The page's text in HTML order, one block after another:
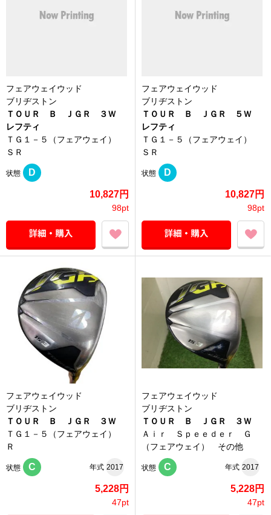
フェアウェイウッド
ブリヂストン
ＴＯＵＲ Ｂ ＪＧＲ ３Ｗ
レフティ
ＴＧ１－５（フェアウェイ）
ＳＲ
状態 D
10,827円
98pt
フェアウェイウッド
ブリヂストン
ＴＯＵＲ Ｂ ＪＧＲ ５Ｗ
レフティ
ＴＧ１－５（フェアウェイ）
ＳＲ
状態 D
10,827円
98pt
フェアウェイウッド
ブリヂストン
ＴＯＵＲ Ｂ ＪＧＲ ３Ｗ
ＴＧ１－５（フェアウェイ）
Ｒ
状態 C 年式 2017
5,228円
47pt
フェアウェイウッド
ブリヂストン
ＴＯＵＲ Ｂ ＪＧＲ ３Ｗ
Ａｉｒ Ｓｐｅｅｄｅｒ Ｇ
（フェアウェイ） その他
状態 C 年式 2017
5,228円
47pt